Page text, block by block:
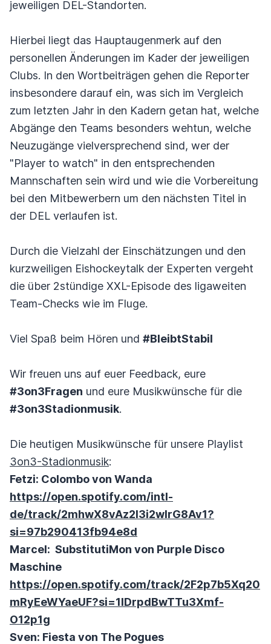
jeweiligen DEL-Standorten.
Hierbei liegt das Hauptaugenmerk auf den
personellen Änderungen im Kader der jeweiligen
Clubs. In den Wortbeiträgen gehen die Reporter
insbesondere darauf ein, was sich im Vergleich
zum letzten Jahr in den Kadern getan hat, welche
Abgänge den Teams besonders wehtun, welche
Neuzugänge vielversprechend sind, wer der
"Player to watch" in den entsprechenden
Mannschaften sein wird und wie die Vorbereitung
bei den Mitbewerbern um den nächsten Titel in
der DEL verlaufen ist.
Durch die Vielzahl der Einschätzungen und den
kurzweiligen Eishockeytalk der Experten vergeht
die über 2stündige XXL-Episode des ligaweiten
Team-Checks wie im Fluge.
Viel Spaß beim Hören und #BleibtStabil
Wir freuen uns auf euer Feedback, eure
#3on3Fragen und eure Musikwünsche für die
#3on3Stadionmusik.
Die heutigen Musikwünsche für unsere Playlist
3on3-Stadionmusik:
Fetzi: Colombo von Wanda
https://open.spotify.com/intl-
de/track/2mhwX8vAz2l3i2wlrG8Av1?
si=97b290413fb94e8d
Marcel: SubstitutiMon von Purple Disco
Maschine
https://open.spotify.com/track/2F2p7b5Xq20
mRyEeWYaeUF?si=1IDrpdBwTTu3Xmf-
O12p1g
Sven: Fiesta von The Pogues